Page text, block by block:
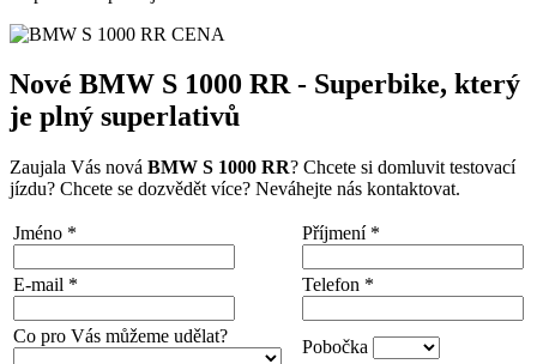
Nové BMW S 1000 RR - Superbike, který
je plný superlativů
Zaujala Vás nová BMW S 1000 RR? Chcete si domluvit testovací
jízdu? Chcete se dozvědět více? Neváhejte nás kontaktovat.
Jméno * Příjmení *
E-mail * Telefon *
Co pro Vás můžeme udělat?
Pobočka